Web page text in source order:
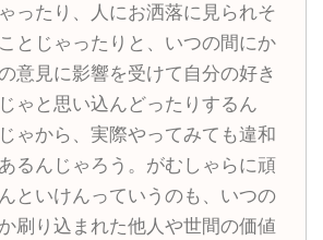
ったり、人にお洒落に見られそ
とじゃったりと、いつの間にか
意見に影響を受けて自分の好き
ゃと思い込んどったりするん
ゃから、実際やってみても違和
るんじゃろう。がむしゃらに頑
といけんっていうのも、いつの
刷り込まれた他人や世間の価値